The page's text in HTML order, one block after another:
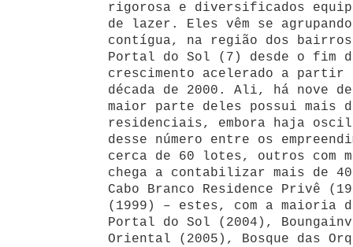
rigorosa e diversificados
de lazer. Eles vêm se
contígua, na região dos
Portal do Sol (7) desde o fim
crescimento acelerado a partir
década de 2000. Ali, há nove
maior parte deles possui mais
residenciais, embora haja
desse número entre os
cerca de 60 lotes, outros com
chega a contabilizar mais de
Cabo Branco Residence Privê
(1999) – estes, com a maioria
Portal do Sol (2004),
Oriental (2005), Bosque das